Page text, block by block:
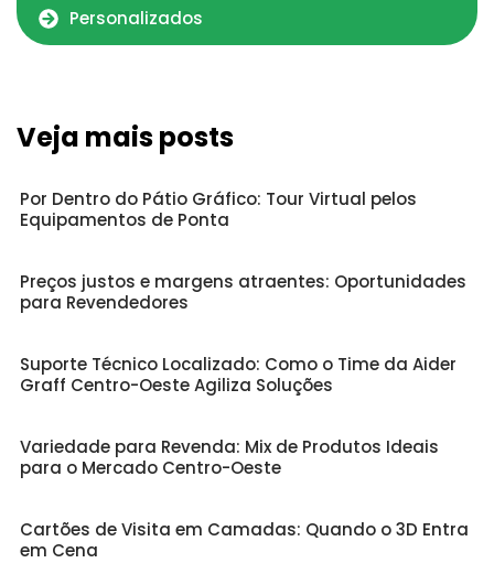
Personalizados
Veja mais posts
Por Dentro do Pátio Gráfico: Tour Virtual pelos
Equipamentos de Ponta
Preços justos e margens atraentes: Oportunidades
para Revendedores
Suporte Técnico Localizado: Como o Time da Aider
Graff Centro-Oeste Agiliza Soluções
Variedade para Revenda: Mix de Produtos Ideais
para o Mercado Centro-Oeste
Cartões de Visita em Camadas: Quando o 3D Entra
em Cena